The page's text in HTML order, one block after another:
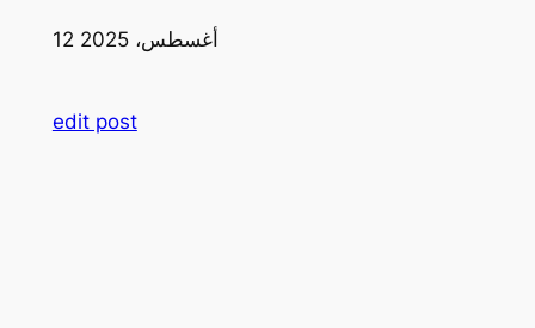
12 أغسطس، 2025
edit post